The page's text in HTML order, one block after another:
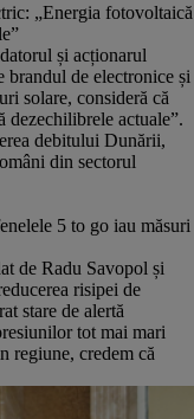
„Energia fotovoltaică
și acționarul
brandul de electronice și
solare, consideră că
dezechilibrele actuale”.
debitului Dunării,
din sectorul
5 to go iau măsuri
de Radu Savopol și
risipei de
stare de alertă
tot mai mari
regiune, credem că